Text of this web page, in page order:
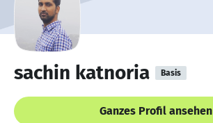
sachin katnoria Basis
Ganzes Profil ansehen